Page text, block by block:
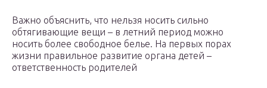
Важно объяснить, что нельзя носить сильно
обтягивающие вещи – в летний период можно
носить более свободное белье. На первых порах
жизни правильное развитие органа детей –
ответственность родителей